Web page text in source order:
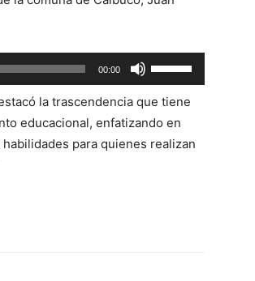
00:00
las
teclas
de
flecha
la trascendencia que tiene
educacional, enfatizando en
para quienes realizan